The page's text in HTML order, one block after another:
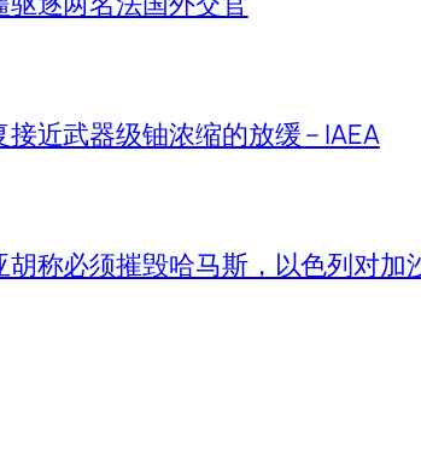
近武器级铀浓缩的放缓 – IAEA
胡称必须摧毁哈马斯，以色列对加